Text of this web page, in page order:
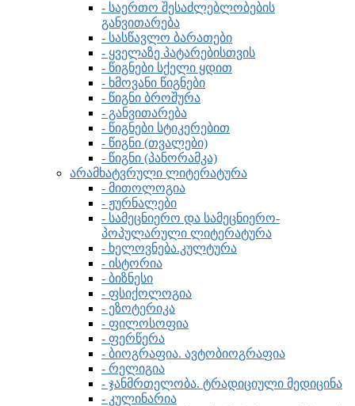
- საერთო შესაძლებლობების
განვითარება
- სასწავლო ბარათები
- ყველაზე პატარებისთვის
- წიგნები სქელი ყდით
- ხმოვანი წიგნები
- წიგნი ბროშურა
- განვითარება
- წიგნები სტიკერებით
- წიგნი (თვალები)
- წიგნი (პანორამკა)
არამხატვრული ლიტერატურა
- მითოლოგია
- ჟურნალები
- სამეცნიერო და სამეცნიერო-
პოპულარული ლიტერატურა
- ხელოვნება.კულტურა
- ისტორია
- ბიზნესი
- ფსიქოლოგია
- ეზოტერიკა
- ფილოსოფია
- ფერწერა
- ბიოგრაფია. ავტობიოგრაფია
- რელიგია
- ჯანმრთელობა. ტრადიციული მედიცინა
- კულინარია